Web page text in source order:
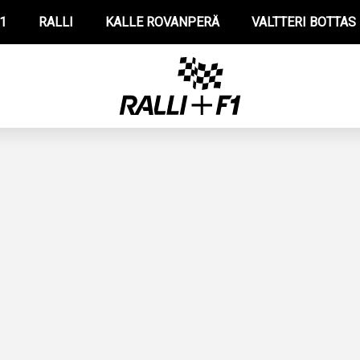
RALLI KALLE ROVANPERÄ VALTTERI BOTTAS